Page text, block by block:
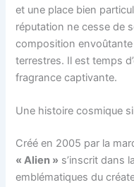
et une place bien
réputation ne cesse de
composition
terrestres. Il est temps
fragrance captivante.
Une histoire cosmique
Créé en 2005 par la
« Alien » s’inscrit dans
emblématiques du